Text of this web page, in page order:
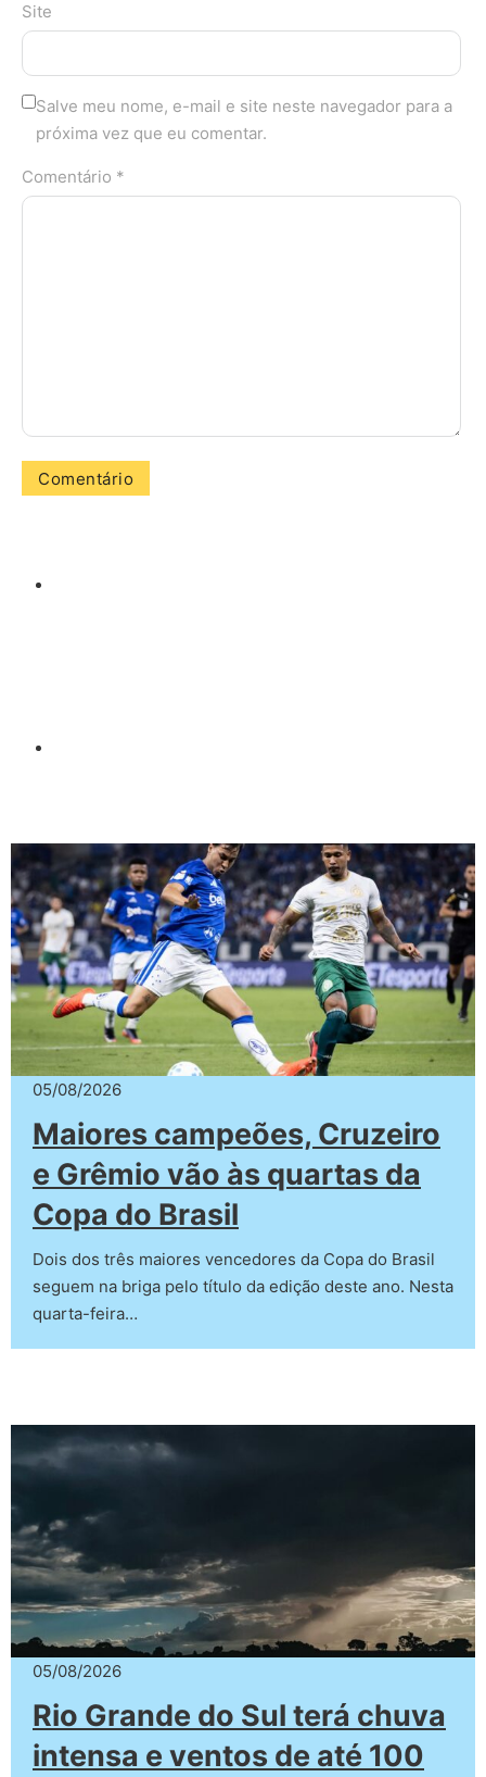
Site
Salve meu nome, e-mail e site neste navegador para a
próxima vez que eu comentar.
Comentário *
05/08/2026
Maiores campeões, Cruzeiro
e Grêmio vão às quartas da
Copa do Brasil
Dois dos três maiores vencedores da Copa do Brasil
seguem na briga pelo título da edição deste ano. Nesta
quarta-feira…
05/08/2026
Rio Grande do Sul terá chuva
intensa e ventos de até 100